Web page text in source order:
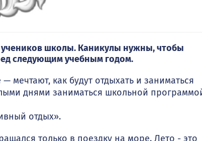
школы. Каникулы нужны, чтобы
следующим учебным годом.
мечтают, как будут отдыхать и заниматься
днями заниматься школьной
отдых».
только в поездку на море. Лето - это